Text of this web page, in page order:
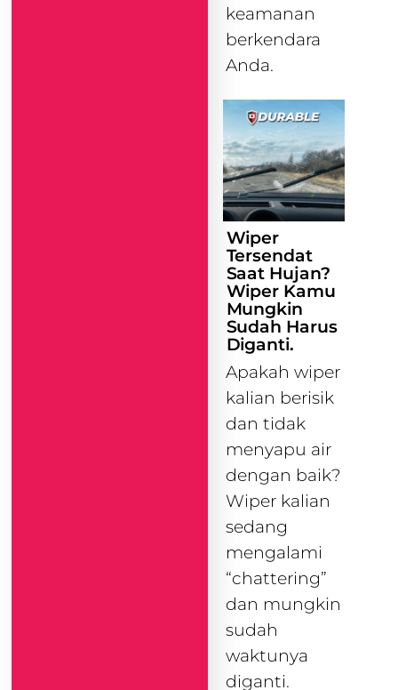
keamanan
berkendara
Anda.
Wiper
Tersendat
Saat Hujan?
Wiper Kamu
Mungkin
Sudah Harus
Diganti.
Apakah wiper
kalian berisik
dan tidak
menyapu air
dengan baik?
Wiper kalian
sedang
mengalami
“chattering”
dan mungkin
sudah
waktunya
diganti.